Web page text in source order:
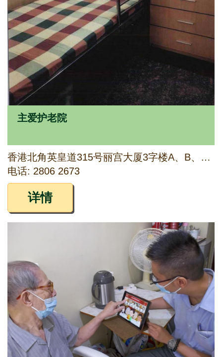
主爱护老院
香港北角英皇道315号丽宫大厦3字楼A、B、C座及5字楼A、B、C座
电话: 2806 2673
详情